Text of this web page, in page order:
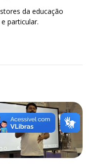
da educação
particular.